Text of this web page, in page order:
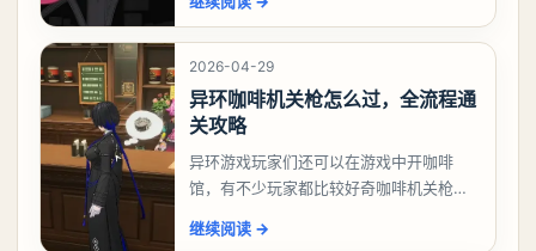
么做，今天游戏熊就来告诉大家。异环异
象委托唤孤归任务攻
2026-04-29
异环咖啡机关枪怎么过，全流程通
关攻略
异环游戏玩家们还可以在游戏中开咖啡
馆，有不少玩家都比较好奇咖啡机关枪应
机关枪攻略。异环咖啡机关枪怎么过一、
继续阅读 →